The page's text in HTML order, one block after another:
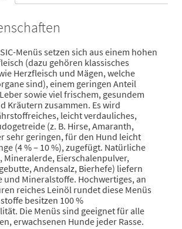
Menüs setzen sich aus einem hohen
(dazu gehören klassisches
Herzfleisch und Mägen, welche
sind), einem geringen Anteil
sowie viel frischem, gesundem
Kräutern zusammen. Es wird
leicht verdauliches,
(z. B. Hirse, Amaranth,
sehr geringen, für den Hund leicht
(4 % – 10 %), zugefügt. Natürliche
Mineralerde, Eierschalenpulver,
Andensalz, Bierhefe) liefern
und Mineralstoffe. Hochwertiges, an
reiches Leinöl rundet diese Menüs
besitzen 100 %
Die Menüs sind geeignet für alle
erwachsenen Hunde jeder Rasse.